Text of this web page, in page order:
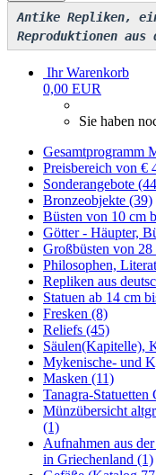
Antike Repliken,
Reproduktionen aus
Ihr Warenkorb
0,00 EUR
Sie haben
Gesamtprogramm
Preisbereich von €
Sonderangebote
Bronzeobjekte (39)
Büsten von 10 cm
Götter - Häupter,
Großbüsten von
Philosophen,
Repliken aus
Statuen ab 14 cm
Fresken (8)
Reliefs (45)
Säulen(Kapitelle),
Mykenische- und
Masken (11)
Tanagra-Statuetten
Münzübersicht
(1)
Aufnahmen aus
in Griechenland (1)